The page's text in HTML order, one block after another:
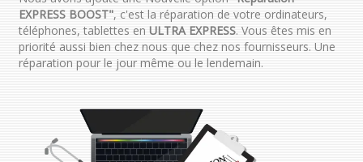
EXPRESS BOOST", c'est la réparation de votre ordinateurs,
téléphones, tablettes en ULTRA EXPRESS. Vous êtes mis en
priorité aussi bien chez nous que chez nos fournisseurs. Une
réparation pour le jour même ou le lendemain.